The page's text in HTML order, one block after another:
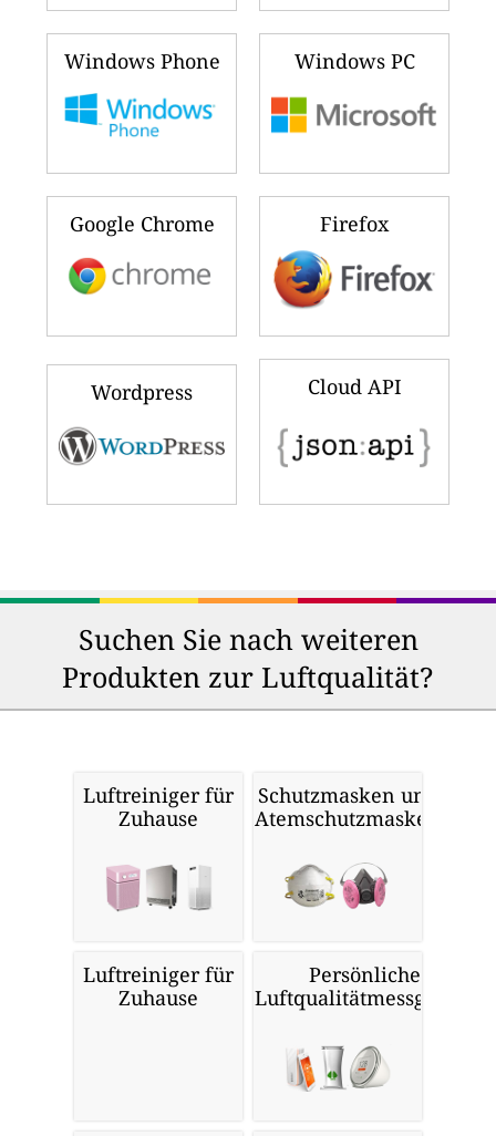
Windows Phone Windows PC
Google Chrome Firefox
Wordpress Cloud API
Suchen Sie nach weiteren
Produkten zur Luftqualität?
Luftreiniger für
Zuhause
Schutzmasken und
Atemschutzmasken
Luftreiniger für
Zuhause
Persönliche
Luftqualitätmessgeräte